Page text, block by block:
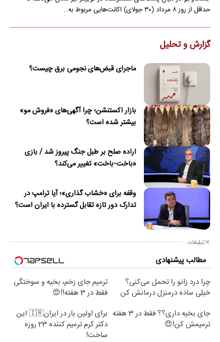
حداقل از روز ۸ مرداد (۳۰ جولای) اکانت‌هایی مربوط به…
گزارش و تحلیل
ماجرای قبض‌های نجومی برق چیست؟
بازار اکستنشن؛ چرا آگهی‌های «فروش مو»
بیشتر شده است؟
اراده صلح بر طبل جنگ پیروز شد / بازی
«باخت-باخت» تغییر می‌کند؟
وقفه برای «خشاب گذاری»؛ آیا ترامپ در
تدارک دور تازه تقابل گسترده با ایران است؟
تبلیغات
مطالب پیشنهادی
چرا درد زانو را تحمل می‌کنی؟
خیلی ساده درمنزل درمانش کن
ترمیم جای زخم، بخیه و سوختگی
فقط در 3 هفته!!😍
جای بخیه داری؟؟ فقط در 3 هفته
ترمیمش کن!😍
برای اولین بار در ایران🇮🇷 این
دکتر کرم ترمیم کننده 23 روزه
ساخت!